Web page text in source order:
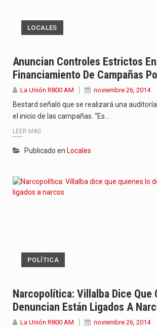
LOCALES
Anuncian Controles Estrictos En
Financiamiento De Campañas
La Unión R800 AM noviembre 26, 2014
Bestard señaló que se realizará una
el inicio de las campañas. “Es…
LEER MÁS
Publicado en Locales
POLÍTICA
Narcopolítica: Villalba Dice Que
Denuncian Están Ligados A
La Unión R800 AM noviembre 26, 2014